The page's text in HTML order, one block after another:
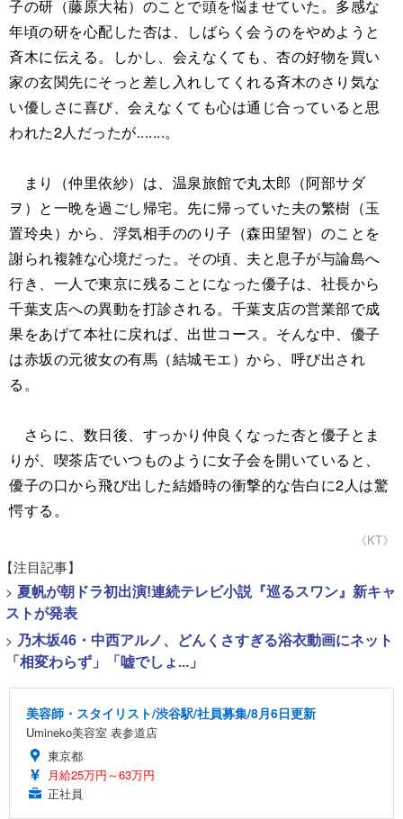
子の研（藤原大祐）のことで頭を悩ませていた。多感な
年頃の研を心配した杏は、しばらく会うのをやめようと
斉木に伝える。しかし、会えなくても、杏の好物を買い
家の玄関先にそっと差し入れしてくれる斉木のさり気な
い優しさに喜び、会えなくても心は通じ合っていると思
われた2人だったが.......。
まり（仲里依紗）は、温泉旅館で丸太郎（阿部サダ
ヲ）と一晩を過ごし帰宅。先に帰っていた夫の繁樹（玉
置玲央）から、浮気相手ののり子（森田望智）のことを
謝られ複雑な心境だった。その頃、夫と息子が与論島へ
行き、一人で東京に残ることになった優子は、社長から
千葉支店への異動を打診される。千葉支店の営業部で成
果をあげて本社に戻れば、出世コース。そんな中、優子
は赤坂の元彼女の有馬（結城モエ）から、呼び出され
る。
さらに、数日後、すっかり仲良くなった杏と優子とま
りが、喫茶店でいつものように女子会を開いていると、
優子の口から飛び出した結婚時の衝撃的な告白に2人は驚
愕する。
《KT》
【注目記事】
> 夏帆が朝ドラ初出演!連続テレビ小説『巡るスワン』新キャ
ストが発表
> 乃木坂46・中西アルノ、どんくさすぎる浴衣動画にネット
「相変わらず」「嘘でしょ...」
美容師・スタイリスト/渋谷駅/社員募集/8月6日更新
Umineko美容室 表参道店
東京都
月給25万円～63万円
正社員